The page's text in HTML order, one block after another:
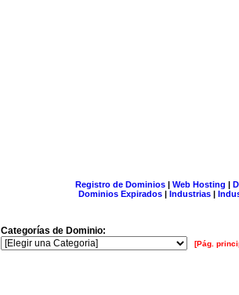
Registro de Dominios| Web Hosting |
Dominios Expirados | Industrias |
Categorías de Dominio:
[Pág.